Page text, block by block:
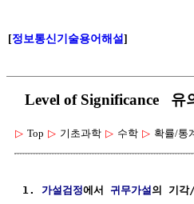
[정보통신기술용어해설]
Level of Significance 유
▷ Top ▷ 기초과학 ▷ 수학 ▷ 확률/통
1. 가설검정에서 귀무가설의 기각